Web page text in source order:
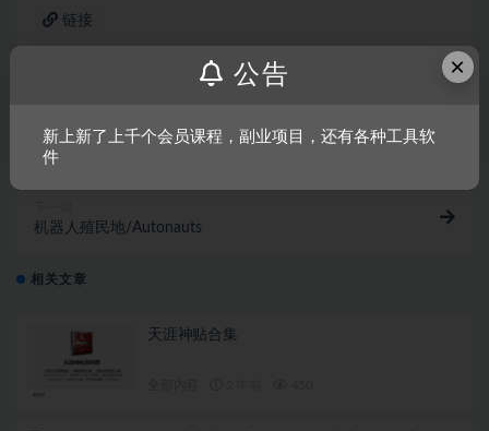
链接
狩猎模拟2/Hunting Simulator 2
机器人殖民地/Autonauts
相关文章
天涯神贴合集
×
公告
新上新了上千个会员课程，副业项目，还有各种工具软
件